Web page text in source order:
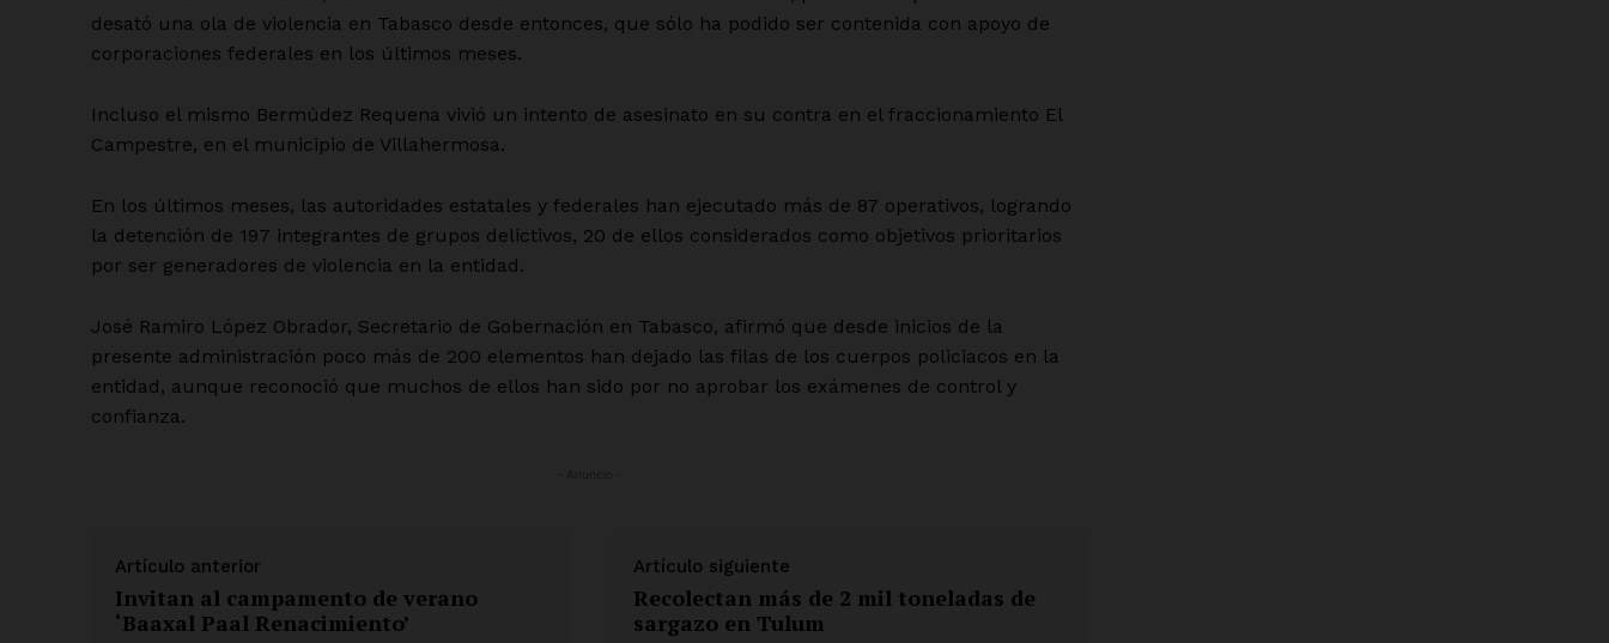
desató una ola de violencia en Tabasco desde entonces, que sólo ha podido ser contenida con apoyo de
corporaciones federales en los últimos meses.
Incluso el mismo Bermúdez Requena vivió un intento de asesinato en su contra en el fraccionamiento El
Campestre, en el municipio de Villahermosa.
En los últimos meses, las autoridades estatales y federales han ejecutado más de 87 operativos, logrando
la detención de 197 integrantes de grupos delictivos, 20 de ellos considerados como objetivos prioritarios
por ser generadores de violencia en la entidad.
José Ramiro López Obrador, Secretario de Gobernación en Tabasco, afirmó que desde inicios de la
presente administración poco más de 200 elementos han dejado las filas de los cuerpos policiacos en la
entidad, aunque reconoció que muchos de ellos han sido por no aprobar los exámenes de control y
confianza.
Artículo anterior
Invitan al campamento de verano
‘Baaxal Paal Renacimiento’
Artículo siguiente
Recolectan más de 2 mil toneladas de
sargazo en Tulum